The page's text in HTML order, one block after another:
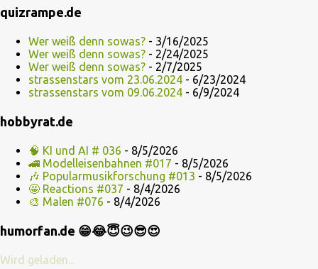
quizrampe.de
Wer weiß denn sowas? - 3/16/2025
Wer weiß denn sowas? - 2/24/2025
Wer weiß denn sowas? - 2/7/2025
strassenstars vom 23.06.2024 - 6/23/2024
strassenstars vom 09.06.2024 - 6/9/2024
hobbyrat.de
🧠 KI und AI # 036 - 8/5/2026
🚄 Modelleisenbahnen #017 - 8/5/2026
🎶 Popularmusikforschung #013 - 8/5/2026
🤩 Reactions #037 - 8/4/2026
🎨 Malen #076 - 8/4/2026
humorfan.de 😁😂😇😉😎😍
Wird geladen...